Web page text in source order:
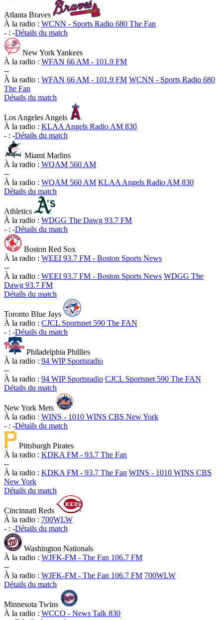
Atlanta Braves
À la radio : WCNN - Sports Radio 680 The Fan
- : -Détails du match
New York Yankees
À la radio : WFAN 66 AM - 101.9 FM
--
À la radio : WFAN 66 AM - 101.9 FM WCNN - Sports Radio 680
The Fan
Détails du match
Los Angeles Angels
À la radio : KLAA Angels Radio AM 830
- : -Détails du match
Miami Marlins
À la radio : WQAM 560 AM
--
À la radio : WQAM 560 AM KLAA Angels Radio AM 830
Détails du match
Athletics
À la radio : WDGG The Dawg 93.7 FM
- : -Détails du match
Boston Red Sox
À la radio : WEEI 93.7 FM - Boston Sports News
--
À la radio : WEEI 93.7 FM - Boston Sports News WDGG The
Dawg 93.7 FM
Détails du match
Toronto Blue Jays
À la radio : CJCL Sportsnet 590 The FAN
- : -Détails du match
Philadelphia Phillies
À la radio : 94 WIP Sportsradio
--
À la radio : 94 WIP Sportsradio CJCL Sportsnet 590 The FAN
Détails du match
New York Mets
À la radio : WINS - 1010 WINS CBS New York
- : -Détails du match
Pittsburgh Pirates
À la radio : KDKA FM - 93.7 The Fan
--
À la radio : KDKA FM - 93.7 The Fan WINS - 1010 WINS CBS
New York
Détails du match
Cincinnati Reds
À la radio : 700WLW
- : -Détails du match
Washington Nationals
À la radio : WJFK-FM - The Fan 106.7 FM
--
À la radio : WJFK-FM - The Fan 106.7 FM 700WLW
Détails du match
Minnesota Twins
À la radio : WCCO - News Talk 830